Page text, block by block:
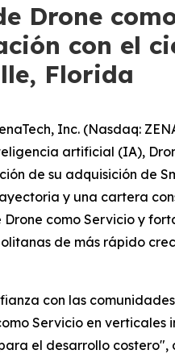
Drone
con el
Florida
Inc. (Nasdaq:
artificial (IA),
de su adquisición de
y una cartera
como Servicio y
de más rápido
con las
Servicio en
el desarrollo costero",